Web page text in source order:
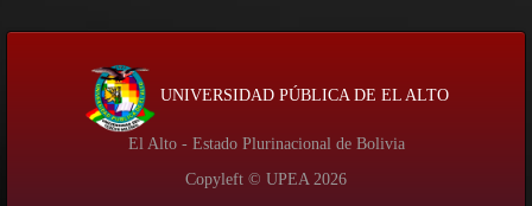
UNIVERSIDAD PÚBLICA DE EL ALTO
El Alto - Estado Plurinacional de Bolivia
Copyleft © UPEA 2026